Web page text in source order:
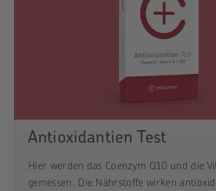
Antioxidantien Test
Hier werden das Coenzym Q10 und die
gemessen. Die Nährstoffe wirken